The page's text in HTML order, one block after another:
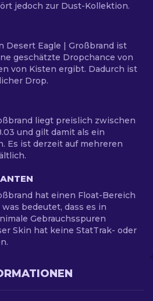
jedoch zur Dust-Kollektion.
Desert Eagle | Großbrand ist
geschätzte Dropchance von
von Kisten ergibt. Dadurch ist
Drop.
liegt preislich zwischen
und gilt damit als ein
Es ist derzeit auf mehreren
hat einen Float-Bereich
bedeutet, dass es in
Gebrauchsspuren
Skin hat keine StatTrak- oder